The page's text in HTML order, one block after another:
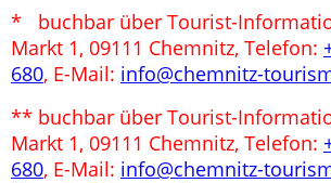
* buchbar über Tourist-
Markt 1, 09111 Chemnitz, Telefon:
680, E-Mail: info@chemnitz-
** buchbar über Tourist-
Markt 1, 09111 Chemnitz, Telefon:
680, E-Mail: info@chemnitz-